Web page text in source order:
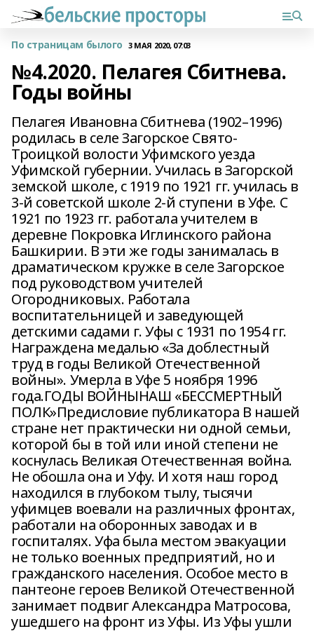
По страницам былого 3 МАЯ 2020, 07:03
№4.2020. Пелагея Сбитнева.
Годы войны
Пелагея Ивановна Сбитнева (1902–1996)
родилась в селе Загорское Свято-
Троицкой волости Уфимского уезда
Уфимской губернии. Училась в Загорской
земской школе, с 1919 по 1921 гг. училась в
3-й советской школе 2-й ступени в Уфе. С
1921 по 1923 гг. работала учителем в
деревне Покровка Иглинского района
Башкирии. В эти же годы занималась в
драматическом кружке в селе Загорское
под руководством учителей
Огородниковых. Работала
воспитательницей и заведующей
детскими садами г. Уфы с 1931 по 1954 гг.
Награждена медалью «За доблестный
труд в годы Великой Отечественной
войны». Умерла в Уфе 5 ноября 1996
года.ГОДЫ ВОЙНЫНАШ «БЕССМЕРТНЫЙ
ПОЛК»Предисловие публикатора В нашей
стране нет практически ни одной семьи,
которой бы в той или иной степени не
коснулась Великая Отечественная война.
Не обошла она и Уфу. И хотя наш город
находился в глубоком тылу, тысячи
уфимцев воевали на различных фронтах,
работали на оборонных заводах и в
госпиталях. Уфа была местом эвакуации
не только военных предприятий, но и
гражданского населения. Особое место в
пантеоне героев Великой Отечественной
занимает подвиг Александра Матросова,
ушедшего на фронт из Уфы. Из Уфы ушли